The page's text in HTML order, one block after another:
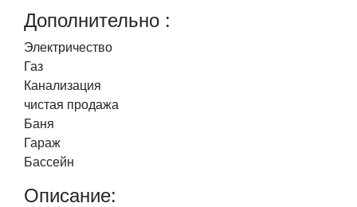
Дополнительно :
Электричество
Газ
Канализация
чистая продажа
Баня
Гараж
Бассейн
Описание: